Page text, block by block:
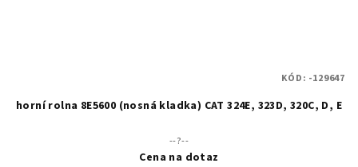
horní rolna 8E5600 (nosná kladka) CAT 324E, 323D, 320C, D, E
--?--
Cena na dotaz
KÓD: -129647